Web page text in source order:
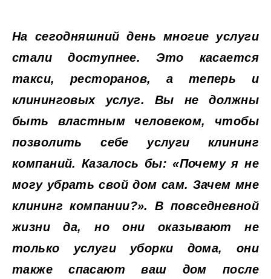
На сегодняшний день многие услуги
стали доступнее. Это касается
такси, ресторанов, а теперь и
клининговых услуг. Вы не должны
быть властным человеком, чтобы
позволить себе услуги клининг
компаний. Казалось бы: «Почему я не
могу убрать свой дом сам. Зачем мне
клининг компании?». В повседневной
жизни да, но они оказывают не
только услуги уборки дома, они
также спасают ваш дом после